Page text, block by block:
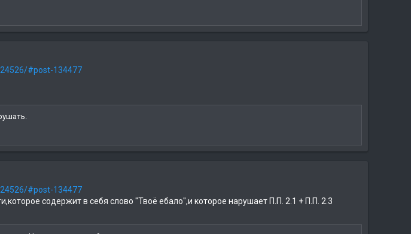
#post-134477
#post-134477
содержит в себя слово "Твоё ебало",и которое нарушает П.П. 2.1 + П.П. 2.3